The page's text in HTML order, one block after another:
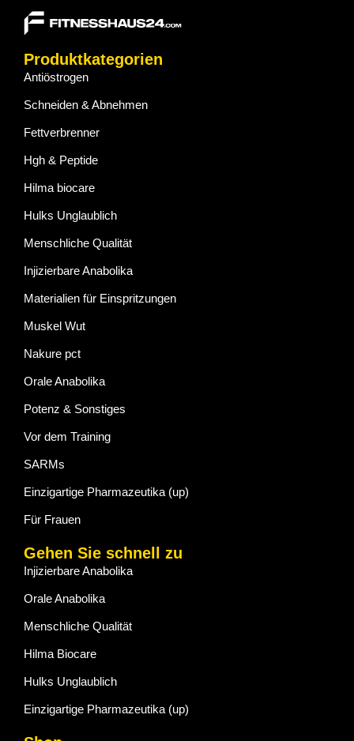
Produktkategorien
Antiöstrogen
Schneiden & Abnehmen
Fettverbrenner
Hgh & Peptide
Hilma biocare
Hulks Unglaublich
Menschliche Qualität
Injizierbare Anabolika
Materialien für Einspritzungen
Muskel Wut
Nakure pct
Orale Anabolika
Potenz & Sonstiges
Vor dem Training
SARMs
Einzigartige Pharmazeutika (up)
Für Frauen
Gehen Sie schnell zu
Injizierbare Anabolika
Orale Anabolika
Menschliche Qualität
Hilma Biocare
Hulks Unglaublich
Einzigartige Pharmazeutika (up)